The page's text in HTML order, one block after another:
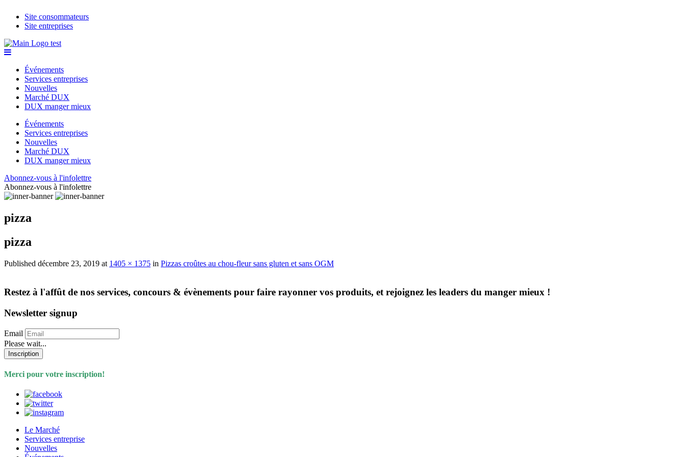
Site consommateurs
Site entreprises
Événements
Services entreprises
Nouvelles
Marché DUX
DUX manger mieux
Événements
Services entreprises
Nouvelles
Marché DUX
DUX manger mieux
Abonnez-vous à l'infolettre
Abonnez-vous à l'infolettre
pizza
pizza
Published décembre 23, 2019 at 1405 × 1375 in Pizzas croûtes au chou-fleur sans gluten et sans OGM
Restez à l'affût de nos services, concours & évènements pour faire rayonner vos produits, et rejoignez les leaders du manger mieux !
Newsletter signup
Email
Please wait...
Inscription
Merci pour votre inscription!
Le Marché
Services entreprise
Nouvelles